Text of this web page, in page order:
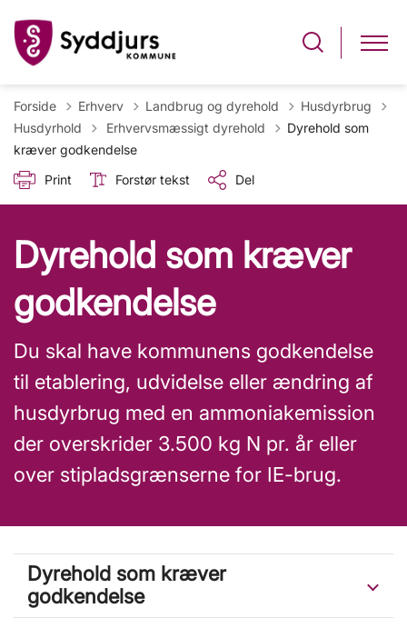
Forside Erhverv Landbrug og dyrehold
Husdyrbrug
Husdyrhold
Tilbage til
Erhvervsmæssigt dyrehold
Dyrehold som
kræver godkendelse
Print
Forstør tekst Del
Dyrehold som kræver
godkendelse
Du skal have kommunens godkendelse
til etablering, udvidelse eller ændring af
husdyrbrug med en ammoniakemission
der overskrider 3.500 kg N pr. år eller
over stipladsgrænserne for IE-brug.
Dyrehold som kræver
godkendelse